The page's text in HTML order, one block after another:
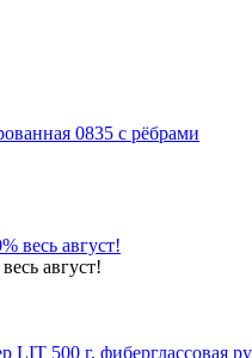
0835 с рёбрами
август!
LIT 500 г, фиберглассовая